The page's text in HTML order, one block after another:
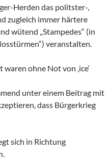
Herden das politster-,
zugleich immer härtere
wütend „Stampedes“ (in
veranstalten.
ohne Not von ‚ice‘
unter einem Beitrag mit
dass Bürgerkrieg
sich in Richtung